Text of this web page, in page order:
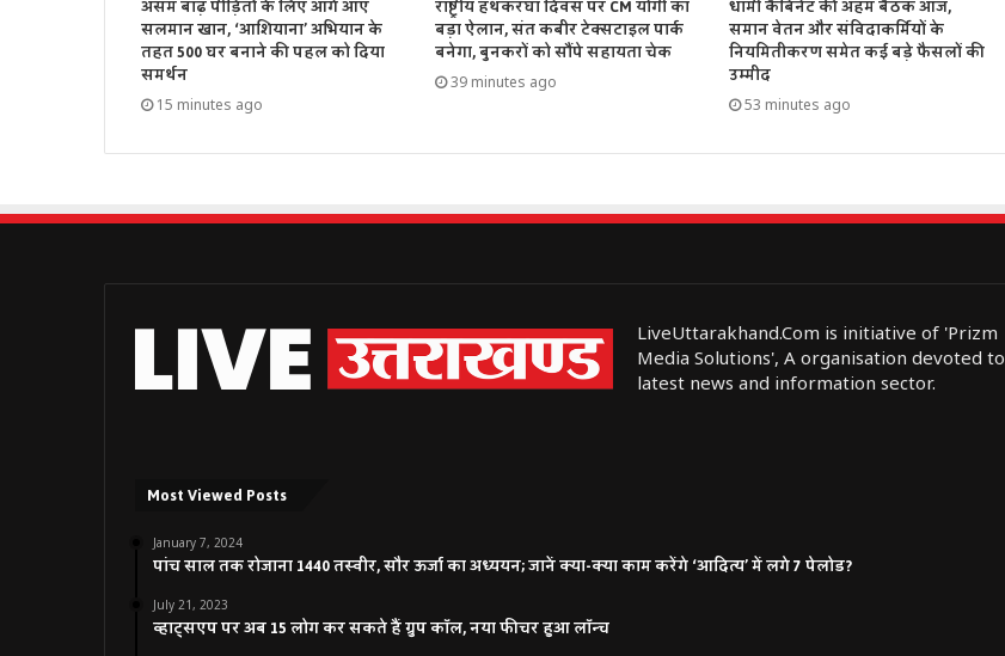
असम बाढ़ पीड़ितों के लिए आगे आए
सलमान खान, ‘आशियाना’ अभियान के
तहत 500 घर बनाने की पहल को दिया
समर्थन
15 minutes ago
राष्ट्रीय हथकरघा दिवस पर CM योगी का
बड़ा ऐलान, संत कबीर टेक्सटाइल पार्क
बनेगा, बुनकरों को सौंपे सहायता चेक
39 minutes ago
धामी कैबिनेट की अहम बैठक आज,
समान वेतन और संविदाकर्मियों के
नियमितीकरण समेत कई बड़े फैसलों की
उम्मीद
53 minutes ago
LiveUttarakhand.Com is initiative of 'Prizm
Media Solutions', A organisation devoted to
latest news and information sector.
Most Viewed Posts
January 7, 2024
पांच साल तक रोजाना 1440 तस्वीर, सौर ऊर्जा का अध्ययन; जानें क्या-क्या काम करेंगे ‘आदित्य’ में लगे 7 पेलोड?
July 21, 2023
व्हाट्सएप पर अब 15 लोग कर सकते हैं ग्रुप कॉल, नया फीचर हुआ लॉन्च